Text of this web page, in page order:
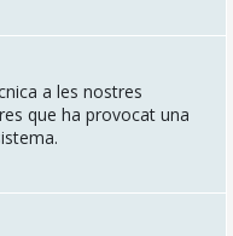
a les nostres
que ha provocat una